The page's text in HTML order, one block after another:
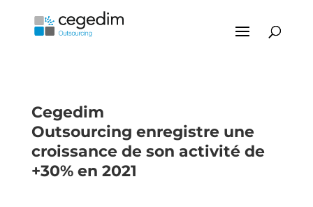
Cegedim
Outsourcing enregistre une
croissance de son activité de
+30% en 2021